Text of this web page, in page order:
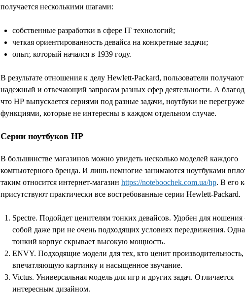
получается несколькими шагами:
собственные разработки в сфере IT технологий;
четкая ориентированность девайса на конкретные задачи;
опыт, который начался в 1939 году.
В результате отношения к делу Hewlett-Packard, пользователи получают
надежный и отвечающий запросам разных сфер деятельности. А
что НР выпускается сериями под разные задачи, ноутбуки не
функциями, которые не интересны в каждом отдельном случае.
Серии ноутбуков HP
В большинстве магазинов можно увидеть несколько моделей каждого
компьютерного бренда. И лишь немногие занимаются ноутбуками
таким относится интернет-магазин https://noteboochek.com.ua/hp. В его
присутствуют практически все востребованные серии Hewlett-Packard.
Spectre. Подойдет ценителям тонких девайсов. Удобен для ношения
собой даже при не очень подходящих условиях передвижения.
тонкий корпус скрывает высокую мощность.
ENVY. Подходящие модели для тех, кто ценит производительность,
впечатляющую картинку и насыщенное звучание.
Victus. Универсальная модель для игр и других задач. Отличается
интересным дизайном.